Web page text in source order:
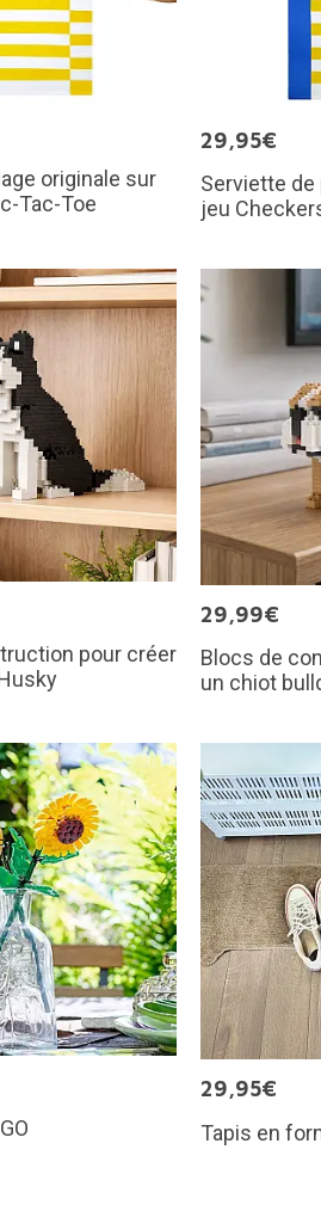
originale sur
Tac-Toe
29,95€
Serviette de
jeu
pour créer
29,99€
Blocs de
un chiot
29,95€
Tapis en